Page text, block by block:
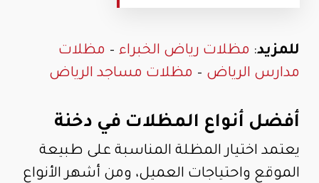
للمزيد: مظلات رياض الخبراء– مظلات
مدارس الرياض – مظلات مساجد الرياض
أفضل أنواع المظلات في دخنة
يعتمد اختيار المظلة المناسبة على طبيعة
الموقع واحتياجات العميل، ومن أشهر الأنواع